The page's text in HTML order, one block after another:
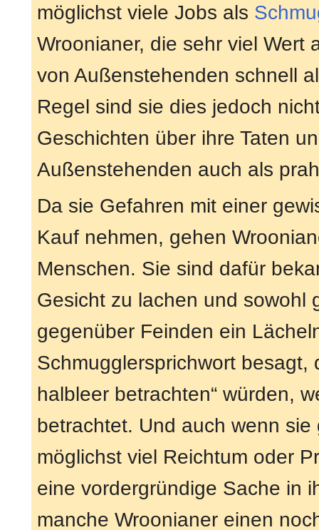
möglichst viele Jobs als
Wroonianer, die sehr viel Wert
von Außenstehenden schnell
Regel sind sie dies jedoch
Geschichten über ihre Taten
Außenstehenden auch als
Da sie Gefahren mit einer
Kauf nehmen, gehen
Menschen. Sie sind dafür
Gesicht zu lachen und sowohl
gegenüber Feinden ein
Schmugglersprichwort besagt,
halbleer betrachten“ würden,
betrachtet. Und auch wenn
möglichst viel Reichtum oder
eine vordergründige Sache in
manche Wroonianer einen